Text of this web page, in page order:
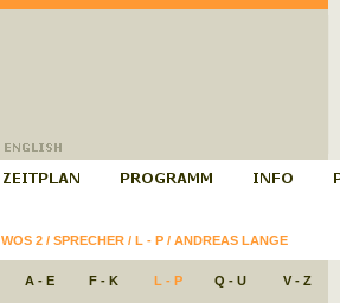
WOS 2/ SPRECHER/ L - P/ ANDREAS LANGE
A - E F - K L - P Q - U V - Z